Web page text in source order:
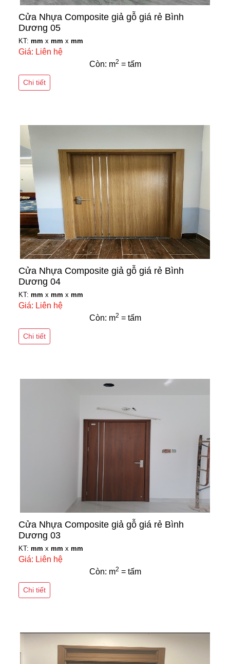
Cửa Nhựa Composite giả gỗ giá rẻ Bình
Dương 05
KT: mm x mm x mm
Giá: Liên hệ
Còn: m2 = tấm
Chi tiết
Cửa Nhựa Composite giả gỗ giá rẻ Bình
Dương 04
KT: mm x mm x mm
Giá: Liên hệ
Còn: m2 = tấm
Chi tiết
Cửa Nhựa Composite giả gỗ giá rẻ Bình
Dương 03
KT: mm x mm x mm
Giá: Liên hệ
Còn: m2 = tấm
Chi tiết